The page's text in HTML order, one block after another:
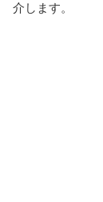
介します。